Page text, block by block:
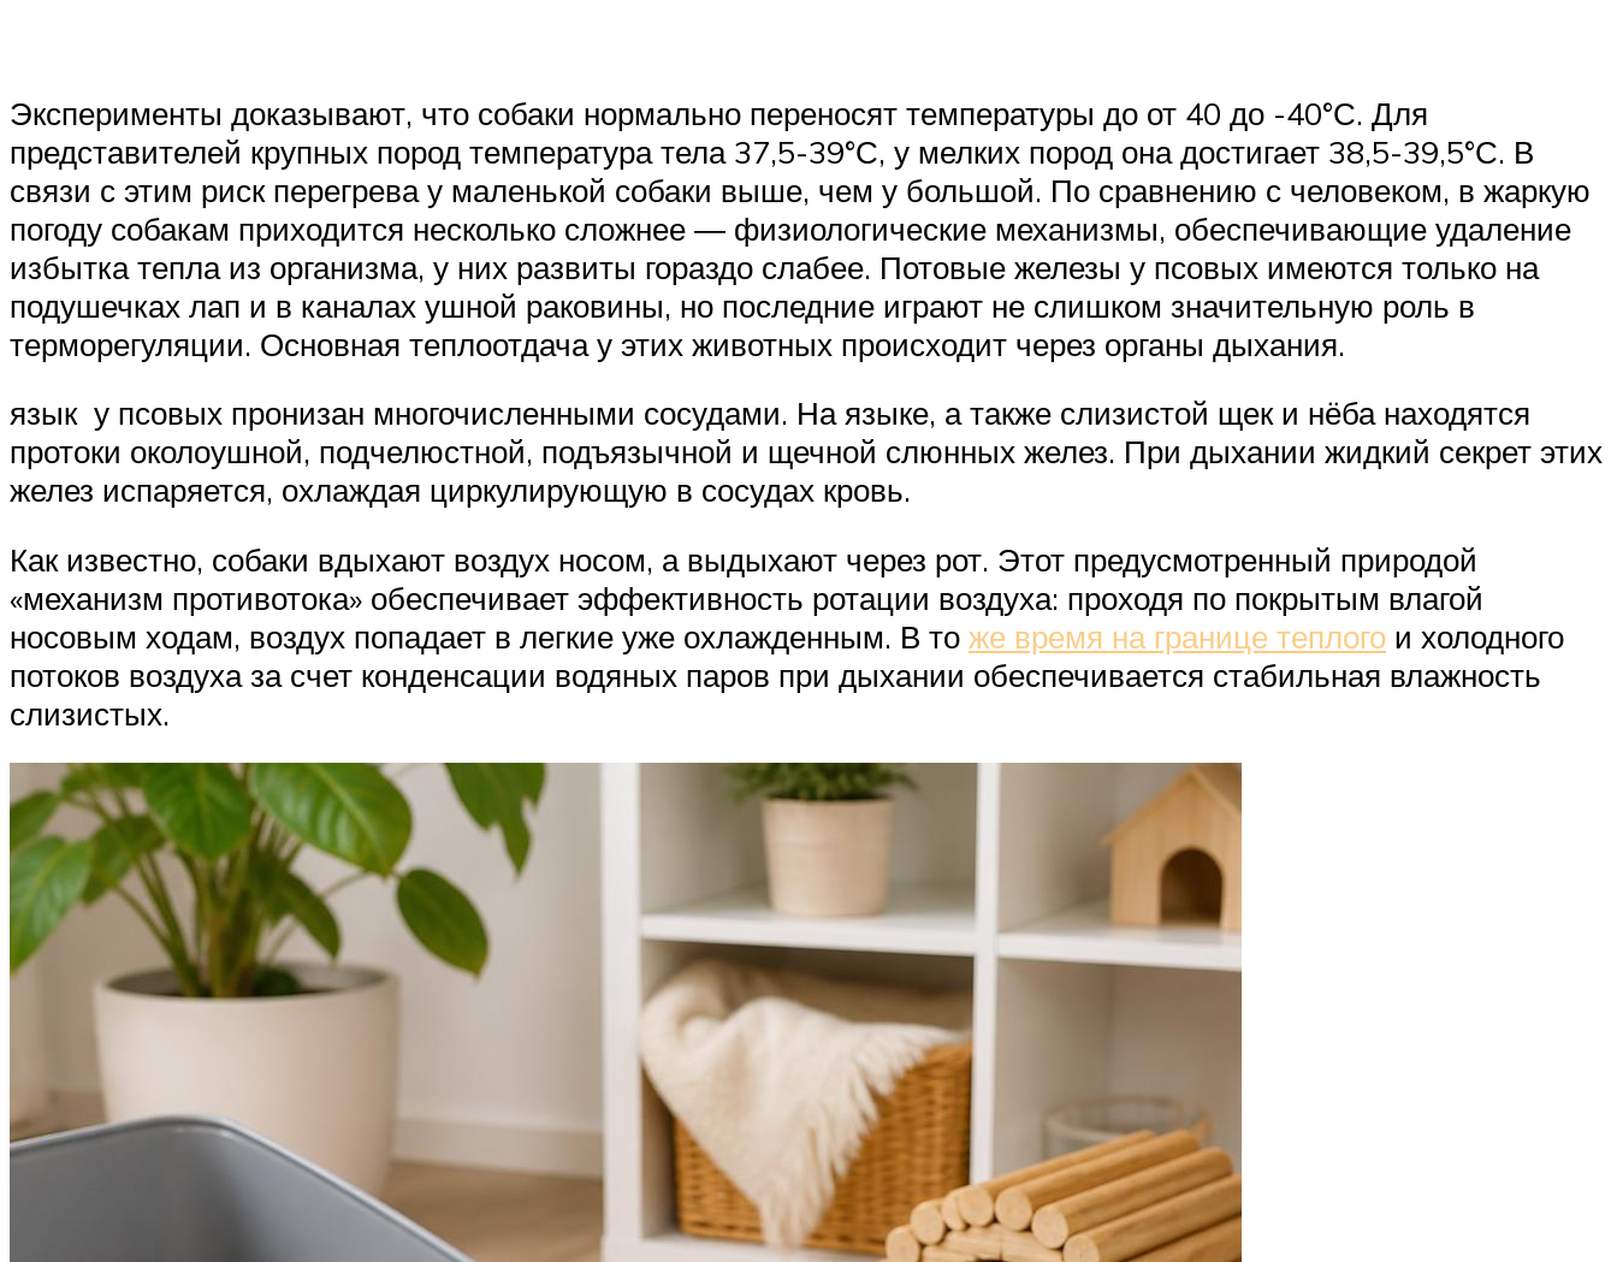
Эксперименты доказывают, что собаки нормально переносят температуры до от 40 до -40°С. Для
представителей крупных пород температура тела 37,5-39°С, у мелких пород она достигает 38,5-39,5°С. В
связи с этим риск перегрева у маленькой собаки выше, чем у большой. По сравнению с человеком, в жаркую
погоду собакам приходится несколько сложнее ― физиологические механизмы, обеспечивающие удаление
избытка тепла из организма, у них развиты гораздо слабее. Потовые железы у псовых имеются только на
подушечках лап и в каналах ушной раковины, но последние играют не слишком значительную роль в
терморегуляции. Основная теплоотдача у этих животных происходит через органы дыхания.
язык у псовых пронизан многочисленными сосудами. На языке, а также слизистой щек и нёба находятся
протоки околоушной, подчелюстной, подъязычной и щечной слюнных желез. При дыхании жидкий секрет этих
желез испаряется, охлаждая циркулирующую в сосудах кровь.
Как известно, собаки вдыхают воздух носом, а выдыхают через рот. Этот предусмотренный природой
«механизм противотока» обеспечивает эффективность ротации воздуха: проходя по покрытым влагой
носовым ходам, воздух попадает в легкие уже охлажденным. В то же время на границе теплого и холодного
потоков воздуха за счет конденсации водяных паров при дыхании обеспечивается стабильная влажность
слизистых.